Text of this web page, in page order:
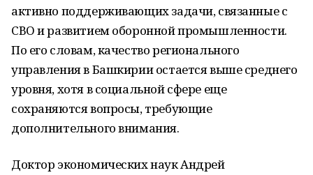
активно поддерживающих задачи, связанные с
СВО и развитием оборонной промышленности.
По его словам, качество регионального
управления в Башкирии остается выше среднего
уровня, хотя в социальной сфере еще
сохраняются вопросы, требующие
дополнительного внимания.
Доктор экономических наук Андрей